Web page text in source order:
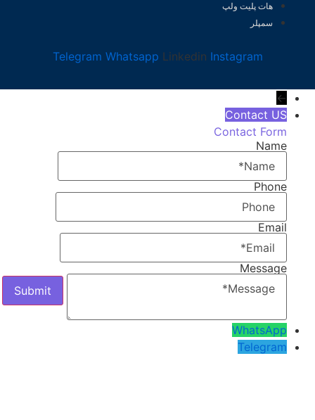
هات پلیت ولپ
سمپلر
Telegram Whatsapp Linkedin Instagram
←
Contact US
Contact Form
Name
Phone
Email
Message
WhatsApp
Telegram